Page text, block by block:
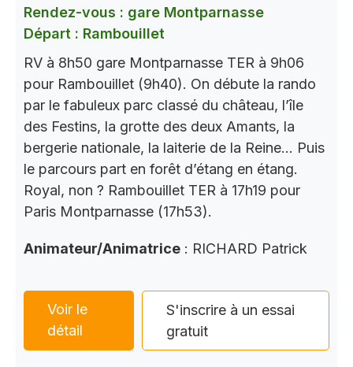
Rendez-vous : gare Montparnasse
Départ : Rambouillet
RV à 8h50 gare Montparnasse TER à 9h06
pour Rambouillet (9h40). On débute la rando
par le fabuleux parc classé du château, l’île
des Festins, la grotte des deux Amants, la
bergerie nationale, la laiterie de la Reine… Puis
le parcours part en forêt d’étang en étang.
Royal, non ? Rambouillet TER à 17h19 pour
Paris Montparnasse (17h53).
Animateur/Animatrice : RICHARD Patrick
Voir le
détail
S'inscrire à un essai
gratuit